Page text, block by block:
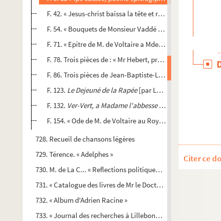
F. 42. « Jesus-christ baissa la tête et rendit l'esprit... »
F. 54. « Bouquets de Monsieur Vaddé en vers. A Paris,
F. 71. « Epitre de M. de Voltaire a Mde la Duchesse du
F. 78. Trois pièces de : « Mr Hebert, procureur du roy en
F. 86. Trois pièces de Jean-Baptiste-Louis Gresset :
Les
F. 123. Le Dejeuné de la Rapée[par Lécluse. Paris, 1755]
F. 132. Ver-Vert, a Madame l'abbesse D...
F. 154. « Ode de M. de Voltaire au Roy de Prusse » qui est l'
728. Recueil de chansons légères
729. Térence. « Adelphes »
730. M. de La C... « Reflections politiques, chronologiques
731. « Catalogue des livres de Mr le Docteur Pontien-
732. « Album d'Adrien Racine »
733. « Journal des recherches à Lillebonne, comptes et notes
Citer ce